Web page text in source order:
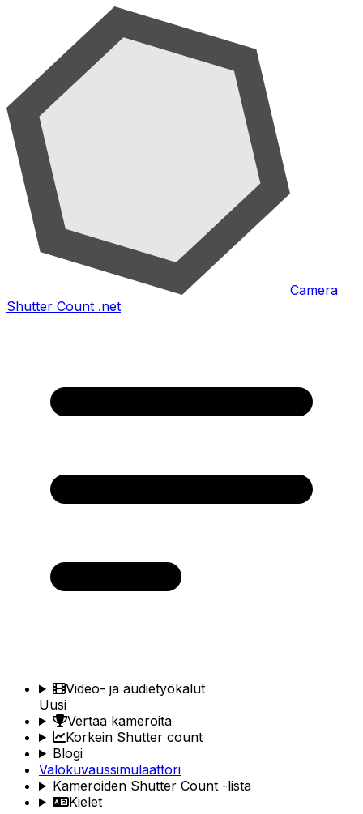
Camera
Shutter Count .net
Video- ja audietyökalut
Uusi
Vertaa kameroita
Korkein Shutter count
Blogi
Valokuvaussimulaattori
Kameroiden Shutter Count -lista
Kielet